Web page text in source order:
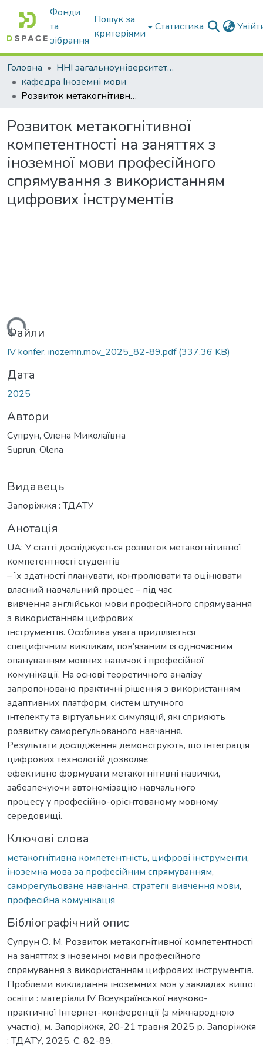
Фонди
та
зібрання
Пошук за
критеріями
Статистика
Головна
ННІ загальноуніверситетської підготовки
кафедра Іноземні мови
Розвиток метакогнітивної компетентності на заняттях з іноземної мови професійного спрямування з використанням цифрових інструментів
Розвиток метакогнітивної
компетентності на заняттях з
іноземної мови професійного
спрямування з використанням
цифрових інструментів
Файли
IV konfer. inozemn.mov_2025_82-89.pdf(337.36 KB)
Дата
2025
Автори
Супрун, Олена Миколаївна
Suprun, Olena
Видавець
Запоріжжя : ТДАТУ
Анотація
UA: У статті досліджується розвиток метакогнітивної
компетентності студентів
– їх здатності планувати, контролювати та оцінювати
власний навчальний процес – під час
вивчення англійської мови професійного спрямування
з використанням цифрових
інструментів. Особлива увага приділяється
специфічним викликам, пов’язаним із одночасним
опануванням мовних навичок і професійної
комунікації. На основі теоретичного аналізу
запропоновано практичні рішення з використанням
адаптивних платформ, систем штучного
інтелекту та віртуальних симуляцій, які сприяють
розвитку саморегульованого навчання.
Результати дослідження демонструють, що інтеграція
цифрових технологій дозволяє
ефективно формувати метакогнітивні навички,
забезпечуючи автономізацію навчального
процесу у професійно-орієнтованому мовному
середовищі.
Ключові слова
метакогнітивна компетентність, цифрові інструменти,
іноземна мова за професійним спрямуванням,
саморегульоване навчання, стратегії вивчення мови,
професійна комунікація
Бібліографічний опис
Супрун О. М. Розвиток метакогнітивної компетентності
на заняттях з іноземної мови професійного
спрямування з використанням цифрових інструментів.
Проблеми викладання іноземних мов у закладах вищої
освіти : матеріали ІV Всеукраїнської науково-
практичної Інтернет-конференції (з міжнародною
участю), м. Запоріжжя, 20-21 травня 2025 р. Запоріжжя
: ТДАТУ, 2025. С. 82-89.